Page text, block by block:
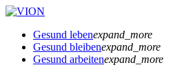
Gesund lebenexpand_more
Gesund bleibenexpand_more
Gesund arbeitenexpand_more